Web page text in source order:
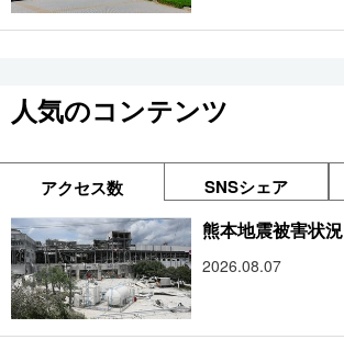
人気のコンテンツ
アクセス数 SNSシェア
熊本地震被害状況
2026.08.07